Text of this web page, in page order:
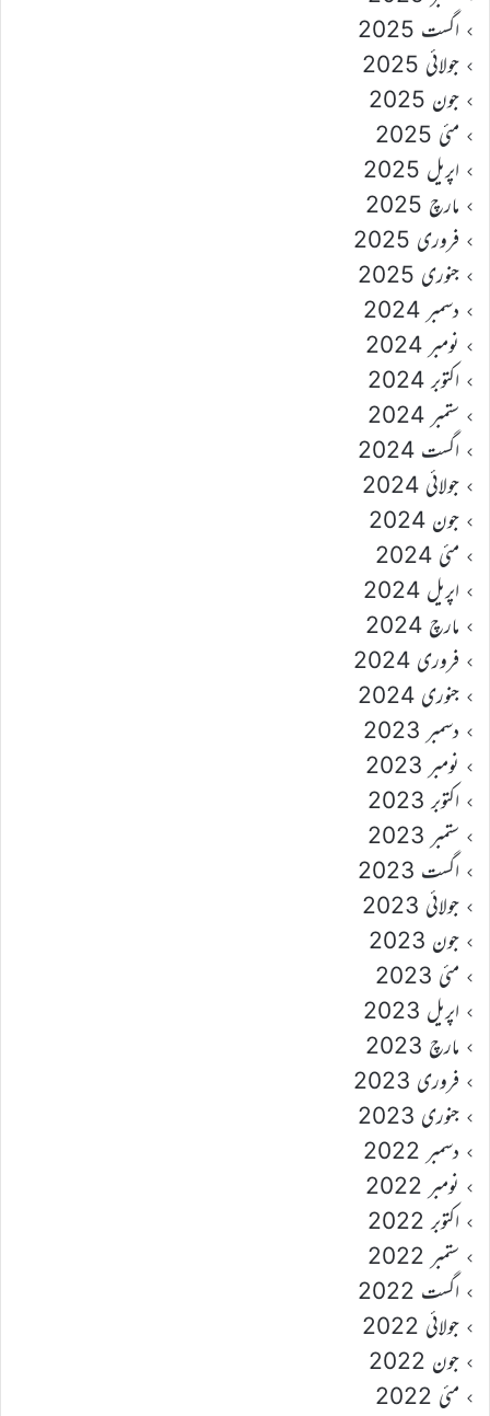
اگست 2025
جولائی 2025
جون 2025
مئی 2025
اپریل 2025
مارچ 2025
فروری 2025
جنوری 2025
دسمبر 2024
نومبر 2024
اکتوبر 2024
ستمبر 2024
اگست 2024
جولائی 2024
جون 2024
مئی 2024
اپریل 2024
مارچ 2024
فروری 2024
جنوری 2024
دسمبر 2023
نومبر 2023
اکتوبر 2023
ستمبر 2023
اگست 2023
جولائی 2023
جون 2023
مئی 2023
اپریل 2023
مارچ 2023
فروری 2023
جنوری 2023
دسمبر 2022
نومبر 2022
اکتوبر 2022
ستمبر 2022
اگست 2022
جولائی 2022
جون 2022
مئی 2022